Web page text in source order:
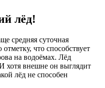
лёд!
средняя суточная
что способствует
на водоёмах. Лёд
хотя внешне он выглядит
лёд не способен